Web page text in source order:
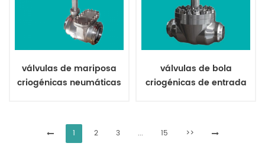
válvulas de mariposa
criogénicas neumáticas
válvulas de bola
criogénicas de entrada
1 2 3 ... 15 >>